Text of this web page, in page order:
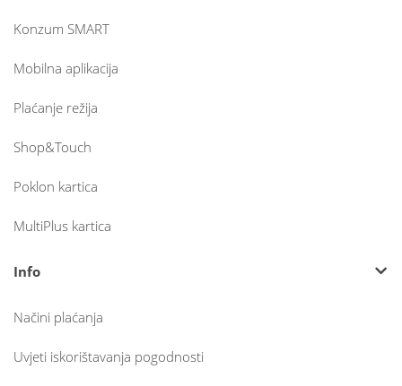
Konzum SMART
Mobilna aplikacija
Plaćanje režija
Shop&Touch
Poklon kartica
MultiPlus kartica
Info
Načini plaćanja
Uvjeti iskorištavanja pogodnosti